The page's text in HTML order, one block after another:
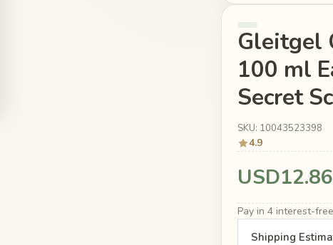
Gleitgel
100 ml
Secret
SKU: 10043523398
4.9
USD12.86
Pay in 4 interest-
Shipping